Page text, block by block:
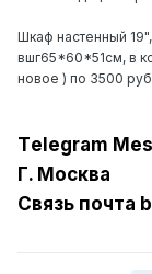
Шкаф настенный
вшг65*60*51см, в
новое ) по 3500 руб
Tеlеgrаm
Г. Москва
Связь почта